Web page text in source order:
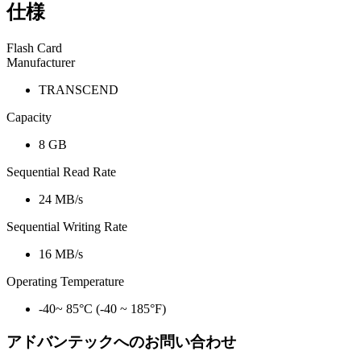
仕様
Flash Card
Manufacturer
TRANSCEND
Capacity
8 GB
Sequential Read Rate
24 MB/s
Sequential Writing Rate
16 MB/s
Operating Temperature
-40~ 85°C (-40 ~ 185°F)
アドバンテックへのお問い合わせ